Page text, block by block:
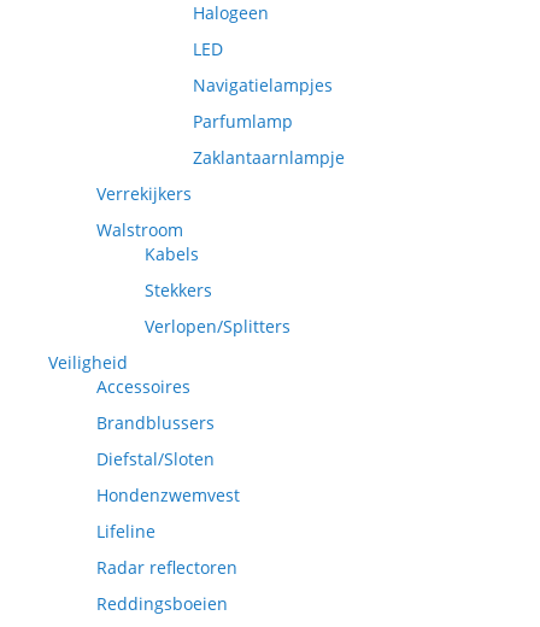
Halogeen
LED
Navigatielampjes
Parfumlamp
Zaklantaarnlampje
Verrekijkers
Walstroom
Kabels
Stekkers
Verlopen/Splitters
Veiligheid
Accessoires
Brandblussers
Diefstal/Sloten
Hondenzwemvest
Lifeline
Radar reflectoren
Reddingsboeien